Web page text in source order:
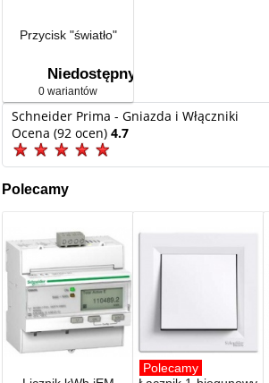
Przycisk "światło"
Niedostępny
0 wariantów
Schneider Prima - Gniazda i Włączniki
Ocena (92 ocen)4.7
Polecamy
Polecamy